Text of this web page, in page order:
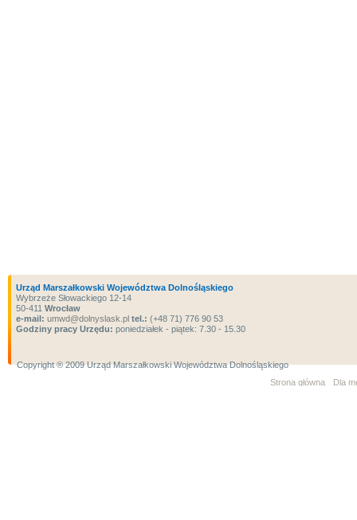
Urząd Marszałkowski Województwa Dolnośląskiego
Wybrzeże Słowackiego 12-14
50-411 Wrocław
e-mail: umwd@dolnyslask.pl tel.: (+48 71) 776 90 53
Godziny pracy Urzędu: poniedziałek - piątek: 7.30 - 15.30
Copyright ® 2009 Urząd Marszałkowski Województwa Dolnośląskiego
Strona główna
Dla